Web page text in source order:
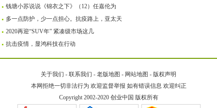
钱塘小苏说说《锦衣之下》（12）任嘉伦为
多一点防护，少一点担心。抗疫路上，亚太天
2020再迎“SUV年” 紧凑级市场这几
抗击疫情，显鸿科技在行动
关于我们 - 联系我们 - 老版地图 - 网站地图 - 版权声明
本网拒绝一切非法行为 欢迎监督举报 如有错误信息 欢迎纠正
Copyright 2002-2020 创业中国 版权所有